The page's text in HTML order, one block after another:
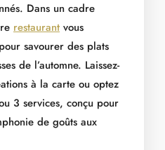
Dans un cadre
restaurant vous
savourer des plats
de l’automne. Laissez-
à la carte ou optez
3 services, conçu pour
de goûts aux